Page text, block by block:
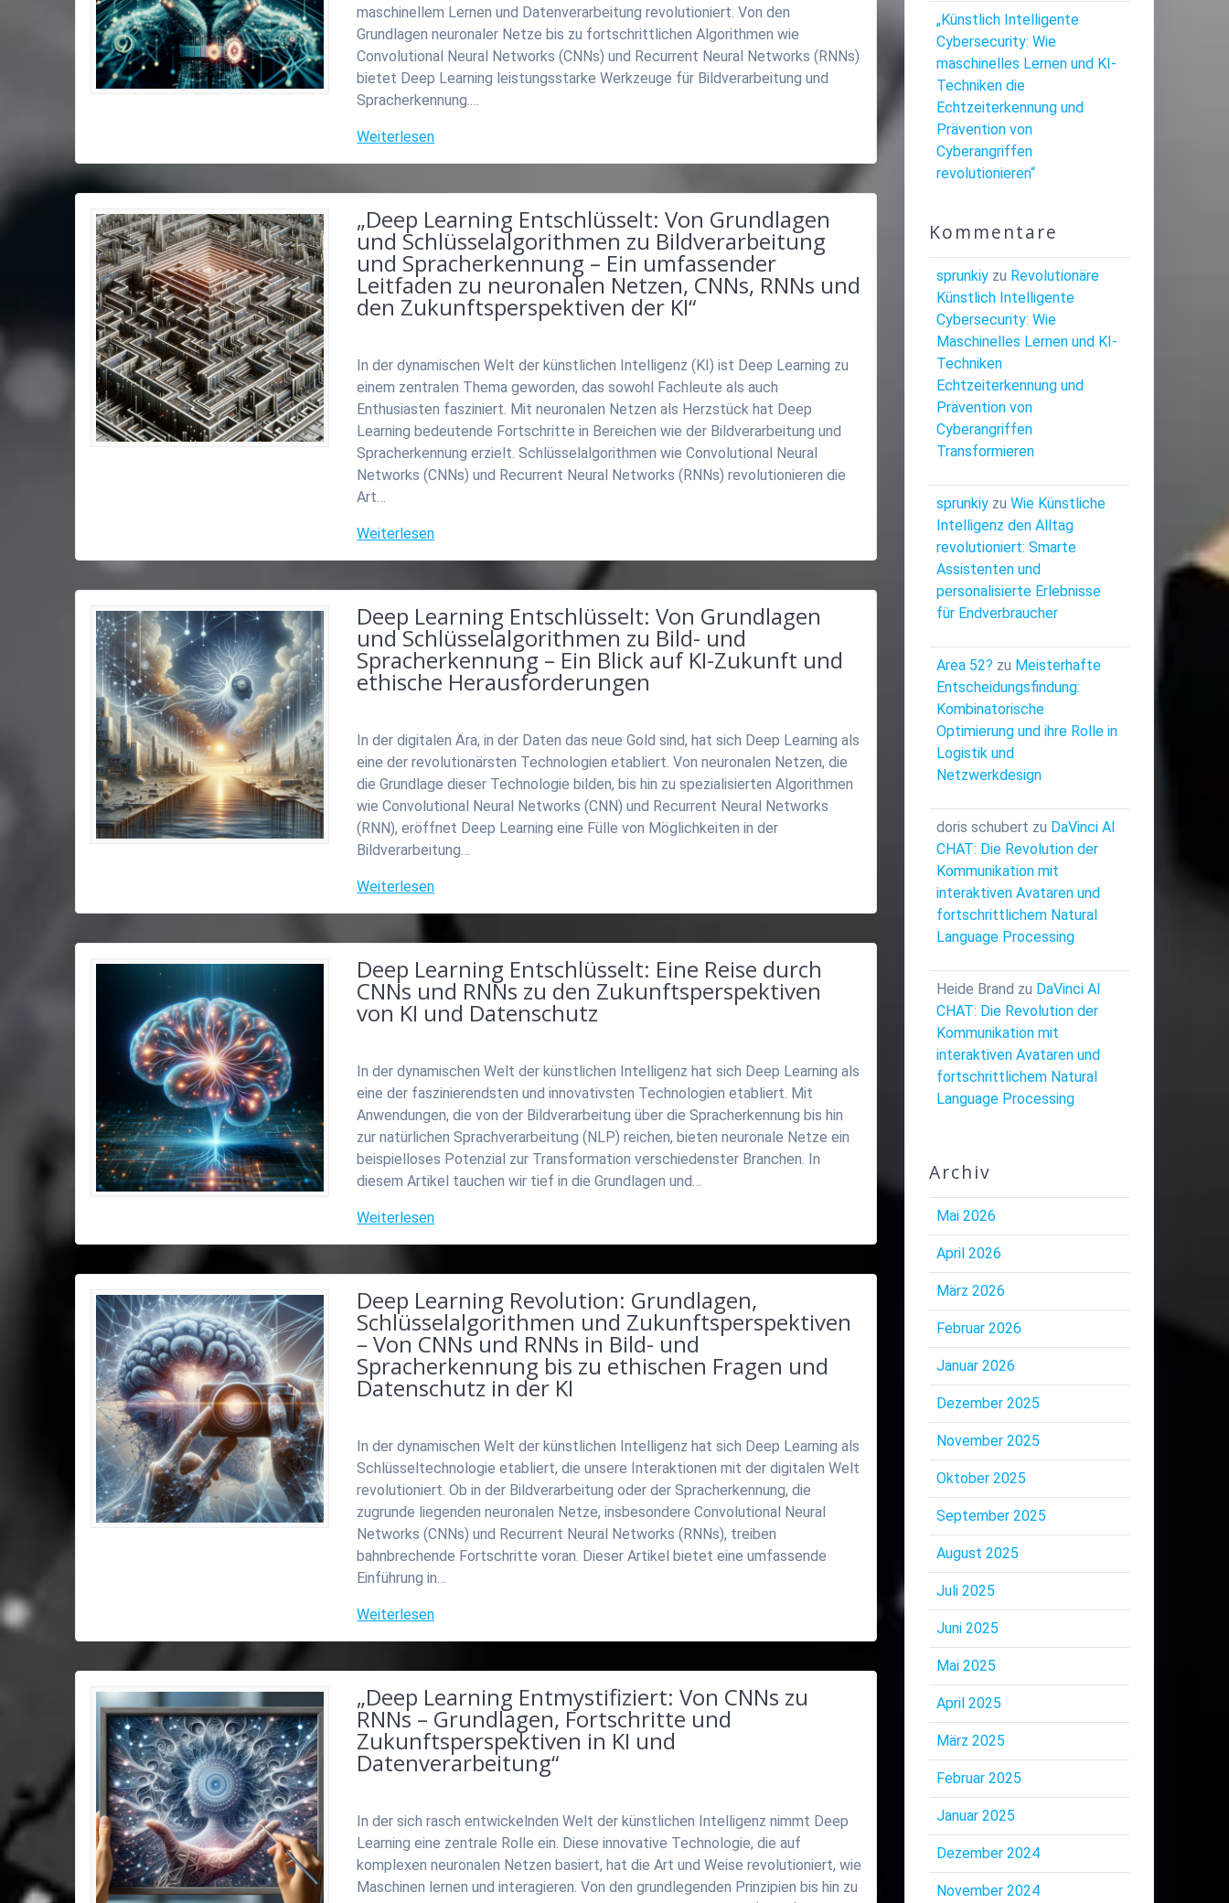
maschinellem Lernen und Datenverarbeitung revolutioniert. Von den
Grundlagen neuronaler Netze bis zu fortschrittlichen Algorithmen wie
Convolutional Neural Networks (CNNs) und Recurrent Neural Networks (RNNs)
bietet Deep Learning leistungsstarke Werkzeuge für Bildverarbeitung und
Spracherkennung.…
Weiterlesen
„Deep Learning Entschlüsselt: Von Grundlagen
und Schlüsselalgorithmen zu Bildverarbeitung
und Spracherkennung – Ein umfassender
Leitfaden zu neuronalen Netzen, CNNs, RNNs und
den Zukunftsperspektiven der KI“
In der dynamischen Welt der künstlichen Intelligenz (KI) ist Deep Learning zu
einem zentralen Thema geworden, das sowohl Fachleute als auch
Enthusiasten fasziniert. Mit neuronalen Netzen als Herzstück hat Deep
Learning bedeutende Fortschritte in Bereichen wie der Bildverarbeitung und
Spracherkennung erzielt. Schlüsselalgorithmen wie Convolutional Neural
Networks (CNNs) und Recurrent Neural Networks (RNNs) revolutionieren die
Art…
Weiterlesen
Deep Learning Entschlüsselt: Von Grundlagen
und Schlüsselalgorithmen zu Bild- und
Spracherkennung – Ein Blick auf KI-Zukunft und
ethische Herausforderungen
In der digitalen Ära, in der Daten das neue Gold sind, hat sich Deep Learning als
eine der revolutionärsten Technologien etabliert. Von neuronalen Netzen, die
die Grundlage dieser Technologie bilden, bis hin zu spezialisierten Algorithmen
wie Convolutional Neural Networks (CNN) und Recurrent Neural Networks
(RNN), eröffnet Deep Learning eine Fülle von Möglichkeiten in der
Bildverarbeitung…
Weiterlesen
Deep Learning Entschlüsselt: Eine Reise durch
CNNs und RNNs zu den Zukunftsperspektiven
von KI und Datenschutz
In der dynamischen Welt der künstlichen Intelligenz hat sich Deep Learning als
eine der faszinierendsten und innovativsten Technologien etabliert. Mit
Anwendungen, die von der Bildverarbeitung über die Spracherkennung bis hin
zur natürlichen Sprachverarbeitung (NLP) reichen, bieten neuronale Netze ein
beispielloses Potenzial zur Transformation verschiedenster Branchen. In
diesem Artikel tauchen wir tief in die Grundlagen und…
Weiterlesen
Deep Learning Revolution: Grundlagen,
Schlüsselalgorithmen und Zukunftsperspektiven
– Von CNNs und RNNs in Bild- und
Spracherkennung bis zu ethischen Fragen und
Datenschutz in der KI
In der dynamischen Welt der künstlichen Intelligenz hat sich Deep Learning als
Schlüsseltechnologie etabliert, die unsere Interaktionen mit der digitalen Welt
revolutioniert. Ob in der Bildverarbeitung oder der Spracherkennung, die
zugrunde liegenden neuronalen Netze, insbesondere Convolutional Neural
Networks (CNNs) und Recurrent Neural Networks (RNNs), treiben
bahnbrechende Fortschritte voran. Dieser Artikel bietet eine umfassende
Einführung in…
Weiterlesen
„Deep Learning Entmystifiziert: Von CNNs zu
RNNs – Grundlagen, Fortschritte und
Zukunftsperspektiven in KI und
Datenverarbeitung“
In der sich rasch entwickelnden Welt der künstlichen Intelligenz nimmt Deep
Learning eine zentrale Rolle ein. Diese innovative Technologie, die auf
komplexen neuronalen Netzen basiert, hat die Art und Weise revolutioniert, wie
Maschinen lernen und interagieren. Von den grundlegenden Prinzipien bis hin zu
„Künstlich Intelligente
Cybersecurity: Wie
maschinelles Lernen und KI-
Techniken die
Echtzeiterkennung und
Prävention von
Cyberangriffen
revolutionieren“
Kommentare
sprunkiyzu Revolutionäre
Künstlich Intelligente
Cybersecurity: Wie
Maschinelles Lernen und KI-
Techniken
Echtzeiterkennung und
Prävention von
Cyberangriffen
Transformieren
sprunkiyzu Wie Künstliche
Intelligenz den Alltag
revolutioniert: Smarte
Assistenten und
personalisierte Erlebnisse
für Endverbraucher
Area 52? zu Meisterhafte
Entscheidungsfindung:
Kombinatorische
Optimierung und ihre Rolle in
Logistik und
Netzwerkdesign
doris schubert zu DaVinci AI
CHAT: Die Revolution der
Kommunikation mit
interaktiven Avataren und
fortschrittlichem Natural
Language Processing
Heide Brand zu DaVinci AI
CHAT: Die Revolution der
Kommunikation mit
interaktiven Avataren und
fortschrittlichem Natural
Language Processing
Archiv
Mai 2026
April 2026
März 2026
Februar 2026
Januar 2026
Dezember 2025
November 2025
Oktober 2025
September 2025
August 2025
Juli 2025
Juni 2025
Mai 2025
April 2025
März 2025
Februar 2025
Januar 2025
Dezember 2024
November 2024